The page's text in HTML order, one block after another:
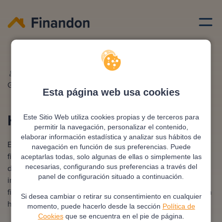
Esta página web usa cookies
Este Sitio Web utiliza cookies propias y de terceros para
permitir la navegación, personalizar el contenido,
elaborar información estadística y analizar sus hábitos de
navegación en función de sus preferencias. Puede
aceptarlas todas, solo algunas de ellas o simplemente las
necesarias, configurando sus preferencias a través del
panel de configuración situado a continuación.
Si desea cambiar o retirar su consentimiento en cualquier
momento, puede hacerlo desde la sección Política de
Cookiesque se encuentra en el pie de página.
Ciudades hipotecas
Gonzalez
Editado y revisado por
Hipoteca en Málaga
Encontrar la hipoteca adecuada en Málaga es clave para
financiar tu vivienda en una de las ciudades más dinámicas
de Andalucía. Con diversas opciones disponibles, es
importante elegir la que mejor se ajuste a tus necesidades
financieras. ¡Comienza hoy mismo tu proceso y consigue la
hipoteca que se adapta a ti!